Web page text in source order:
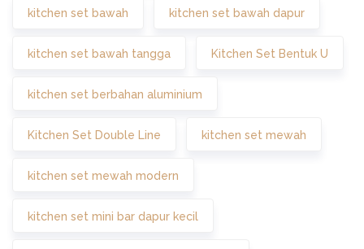
kitchen set bawah kitchen set bawah dapur
kitchen set bawah tangga Kitchen Set Bentuk U
kitchen set berbahan aluminium
Kitchen Set Double Line kitchen set mewah
kitchen set mewah modern
kitchen set mini bar dapur kecil